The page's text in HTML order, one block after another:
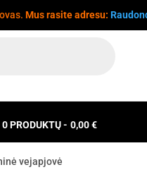
Mus rasite adresu:
0 PRODUKTŲ 0,00 €
vejapjovė